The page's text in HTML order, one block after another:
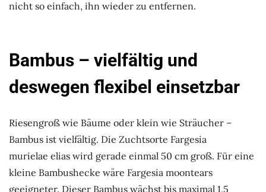
nicht so einfach, ihn wieder zu entfernen.
Bambus – vielfältig und
deswegen flexibel einsetzbar
Riesengroß wie Bäume oder klein wie Sträucher –
Bambus ist vielfältig. Die Zuchtsorte Fargesia
murielae elias wird gerade einmal 50 cm groß. Für eine
kleine Bambushecke wäre Fargesia moontears
geeigneter. Dieser Bambus wächst bis maximal 1,5